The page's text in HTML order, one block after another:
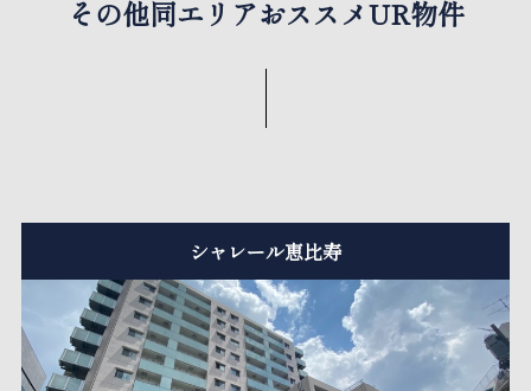
その他同エリアおススメUR物件
シャレール恵比寿